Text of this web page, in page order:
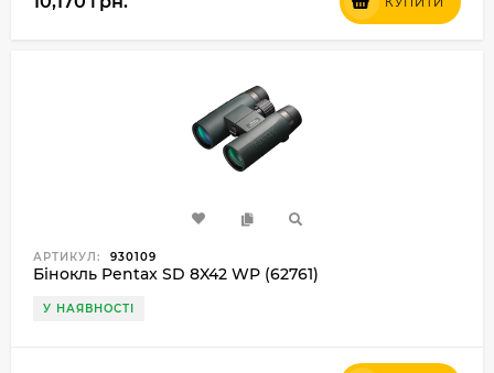
АРТИКУЛ: 930109
Бінокль Pentax SD 8X42 WP (62761)
У НАЯВНОСТІ